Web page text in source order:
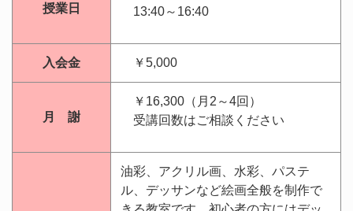
授業日
13:40～16:40
入会金 ￥5,000
月 謝
￥16,300（月2～4回）
受講回数はご相談ください
油彩、アクリル画、水彩、パステ
ル、デッサンなど絵画全般を制作で